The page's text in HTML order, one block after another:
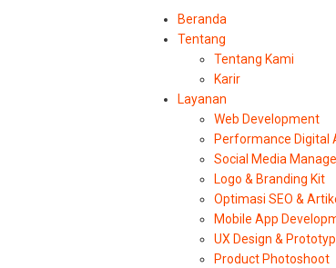
Beranda
Tentang
Tentang Kami
Karir
Layanan
Web Development
Performance Digital
Social Media
Logo & Branding Kit
Optimasi SEO &
Mobile App
UX Design &
Product Photoshoot